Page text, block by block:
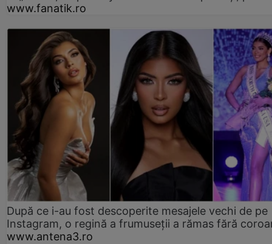
www.fanatik.ro
După ce i-au fost descoperite mesajele vechi de pe
Instagram, o regină a frumuseții a rămas fără
www.antena3.ro